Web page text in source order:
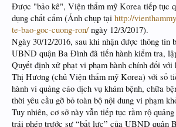
Được "bảo kê", Viện thẩm mỹ Korea tiếp tục
dụng chất cấm (Ảnh chụp tại http://
te-bao-goc-cuong-ron/ ngày 12/3/2017).
Ngày 30/12/2016, sau khi nhận được thông tin
UBND quận Ba Đình đã tiến hành kiểm tra,
Quyết định xử phạt vi phạm hành chính đối với
Thị Hương (chủ Viện thẩm mỹ Korea) với số
hành vi quảng cáo dịch vụ khám bệnh, chữa
thời yêu cầu gỡ bỏ toàn bộ nội dung vi phạm
Tuy nhiên, cơ sở này vẫn tiếp tục rầm rộ
trái phép trước sự “bất lực” của UBND quận